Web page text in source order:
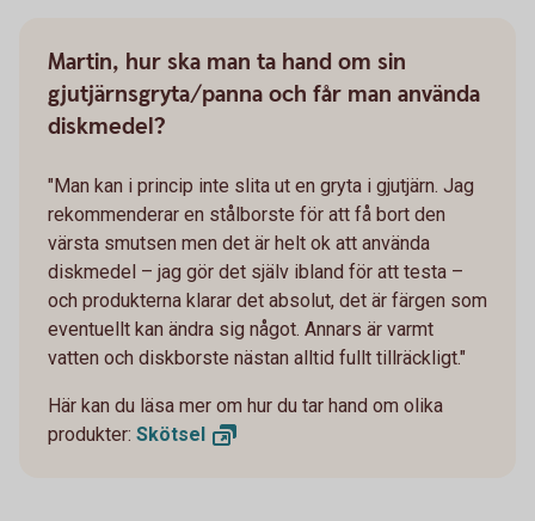
Martin, hur ska man ta hand om sin
gjutjärnsgryta/panna och får man använda
diskmedel?
"Man kan i princip inte slita ut en gryta i gjutjärn. Jag
rekommenderar en stålborste för att få bort den
värsta smutsen men det är helt ok att använda
diskmedel – jag gör det själv ibland för att testa –
och produkterna klarar det absolut, det är färgen som
eventuellt kan ändra sig något. Annars är varmt
vatten och diskborste nästan alltid fullt tillräckligt."
Här kan du läsa mer om hur du tar hand om olika
produkter: Skötsel